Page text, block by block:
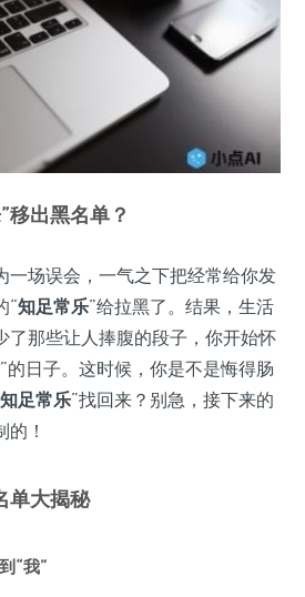
移出黑名单？
一场误会，一气之下把经常给你发
“知足常乐”给拉黑了。结果，生活
了那些让人捧腹的段子，你开始怀
”的日子。这时候，你是不是悔得肠
知足常乐”找回来？别急，接下来的
！
单大揭秘
“我”